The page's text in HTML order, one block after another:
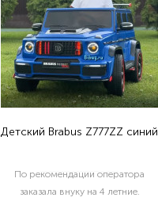
Детский Brabus Z777ZZ синий
По рекомендации оператора
заказала внуку на 4 летние.